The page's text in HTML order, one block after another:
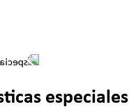
especiales